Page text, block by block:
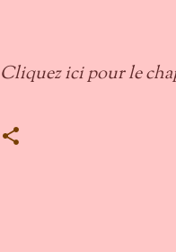
Cliquez ici pour le